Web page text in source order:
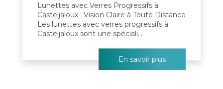
Lunettes avec Verres Progressifs à
Casteljaloux : Vision Claire à Toute Distance
Les lunettes avec verres progressifs à
Casteljaloux sont une spéciali...
En savoir plus